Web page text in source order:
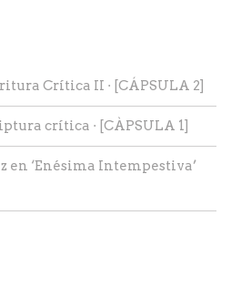
Crítica II · [CÁPSULA 2]
crítica · [CÀPSULA 1]
en ‘Enésima Intempestiva’